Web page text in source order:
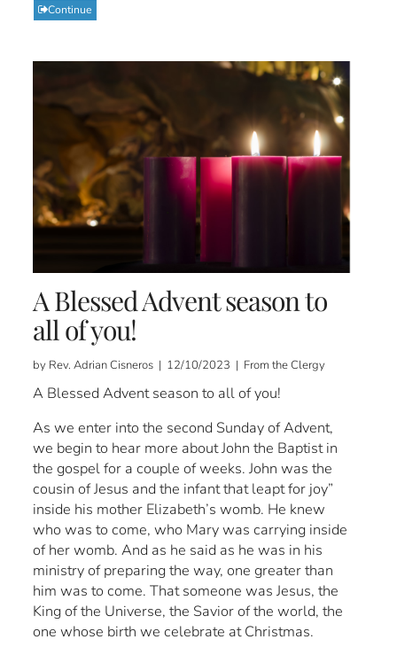
Continue
A Blessed Advent season to
all of you!
by Rev. Adrian Cisneros | 12/10/2023 | From the Clergy
A Blessed Advent season to all of you!
As we enter into the second Sunday of Advent,
we begin to hear more about John the Baptist in
the gospel for a couple of weeks. John was the
cousin of Jesus and the infant that leapt for joy”
inside his mother Elizabeth’s womb. He knew
who was to come, who Mary was carrying inside
of her womb. And as he said as he was in his
ministry of preparing the way, one greater than
him was to come. That someone was Jesus, the
King of the Universe, the Savior of the world, the
one whose birth we celebrate at Christmas.